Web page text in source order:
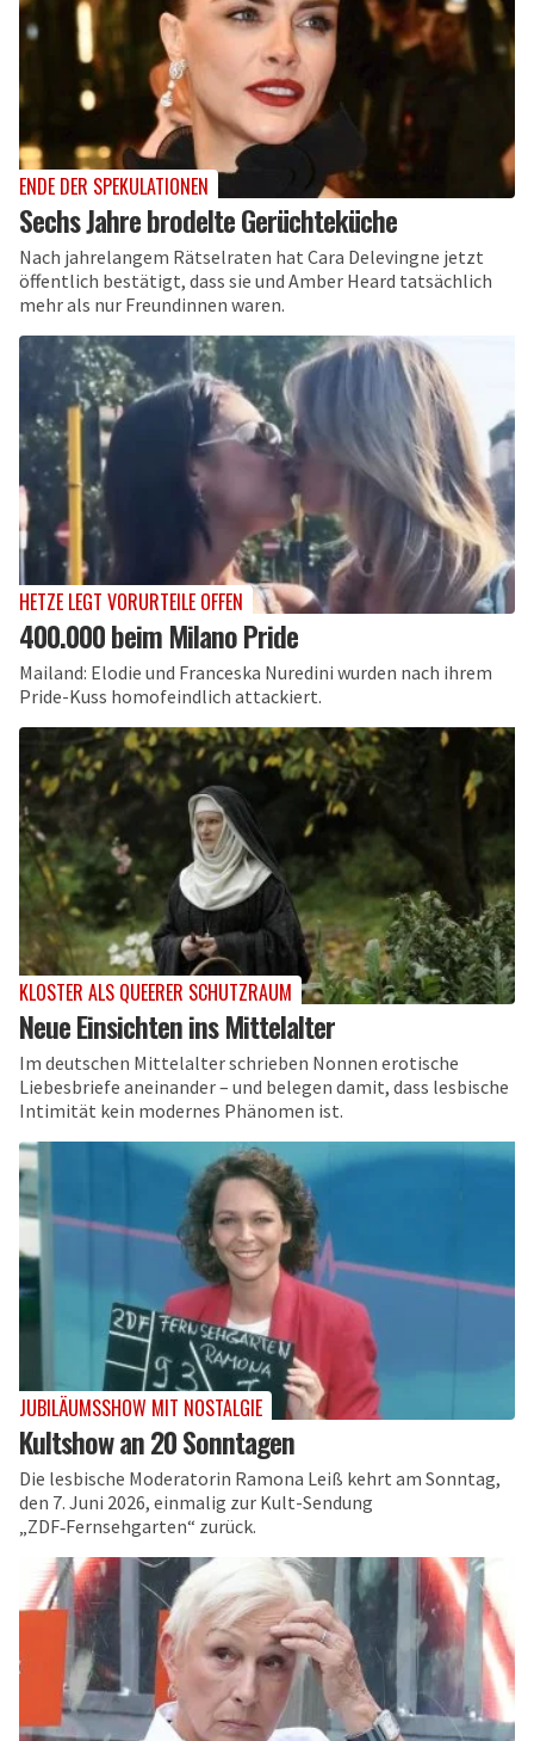
ENDE DER SPEKULATIONEN
Sechs Jahre brodelte Gerüchteküche
Nach jahrelangem Rätselraten hat Cara Delevingne jetzt
öffentlich bestätigt, dass sie und Amber Heard tatsächlich
mehr als nur Freundinnen waren.
HETZE LEGT VORURTEILE OFFEN
400.000 beim Milano Pride
Mailand: Elodie und Franceska Nuredini wurden nach ihrem
Pride-Kuss homofeindlich attackiert.
KLOSTER ALS QUEERER SCHUTZRAUM
Neue Einsichten ins Mittelalter
Im deutschen Mittelalter schrieben Nonnen erotische
Liebesbriefe aneinander – und belegen damit, dass lesbische
Intimität kein modernes Phänomen ist.
JUBILÄUMSSHOW MIT NOSTALGIE
Kultshow an 20 Sonntagen
Die lesbische Moderatorin Ramona Leiß kehrt am Sonntag,
den 7. Juni 2026, einmalig zur Kult-Sendung
„ZDF‑Fernsehgarten“ zurück.